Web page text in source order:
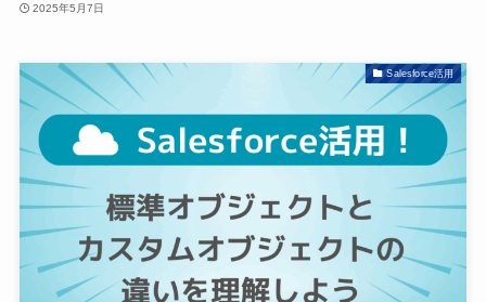
2025年5月7日
Salesforce活用